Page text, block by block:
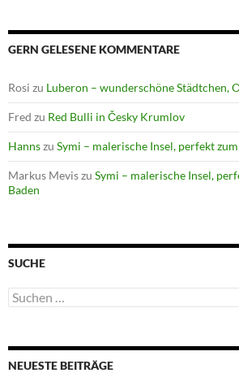
GERN GELESENE KOMMENTARE
Rosi zu Luberon – wunderschöne Städtchen,
Fred zu Red Bulli in Česky Krumlov
Hannszu Symi – malerische Insel, perfekt
Markus Meviszu Symi – malerische Insel,
Baden
SUCHE
Suchen
nach:
NEUESTE BEITRÄGE